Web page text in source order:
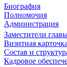
Биография
Полномочия
Администрация
Заместители
Визитная карточка
Состав и
Кадровое